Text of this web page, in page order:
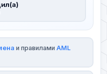
и правилами AML